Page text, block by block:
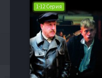
1-12 Серия